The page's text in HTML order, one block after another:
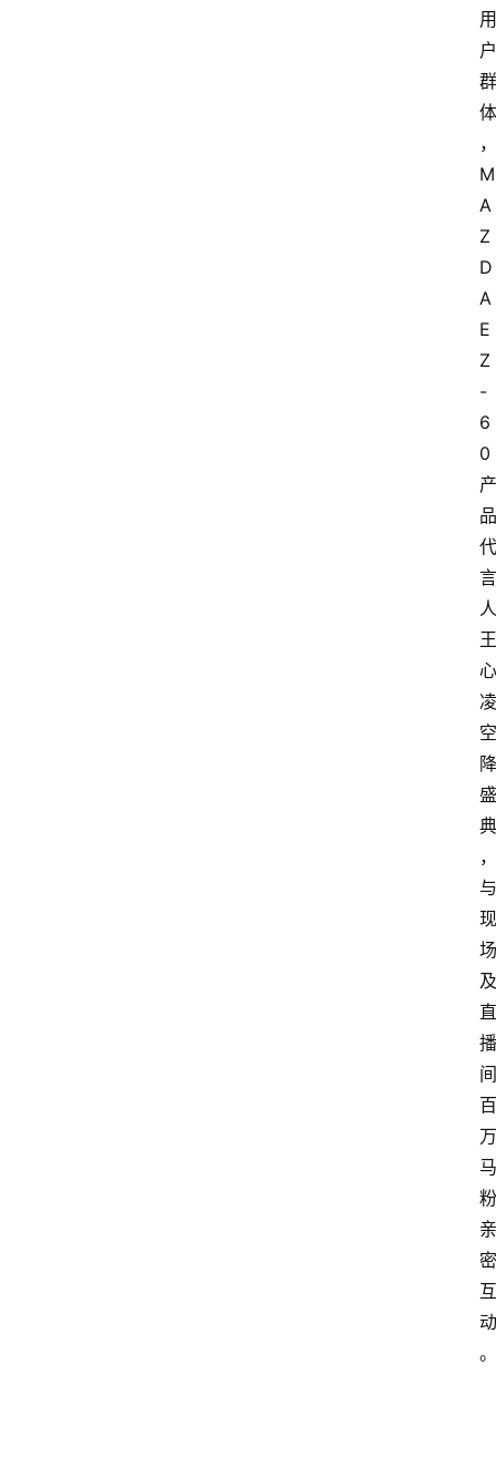
用
户
群
体
，
M
A
Z
D
A
E
Z
-
6
0
产
品
代
言
人
王
心
凌
空
降
盛
典
，
与
现
场
及
直
播
间
百
万
马
粉
亲
密
互
动
。